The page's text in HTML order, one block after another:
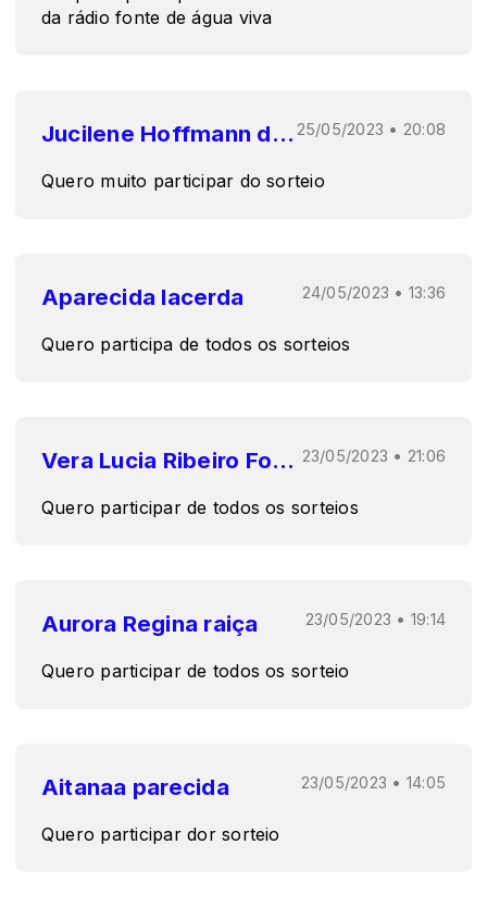
da rádio fonte de água viva
Jucilene Hoffmann de oliveira da Silva 25/05/2023 • 20:08
Quero muito participar do sorteio
Aparecida lacerda 24/05/2023 • 13:36
Quero participa de todos os sorteios
Vera Lucia Ribeiro Fonseca 23/05/2023 • 21:06
Quero participar de todos os sorteios
Aurora Regina raiça 23/05/2023 • 19:14
Quero participar de todos os sorteio
Aitanaa parecida 23/05/2023 • 14:05
Quero participar dor sorteio